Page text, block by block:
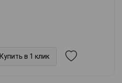
Купить в 1 клик